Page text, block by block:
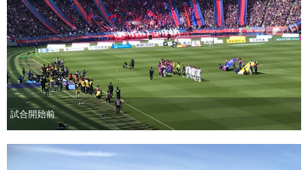
試合開始前